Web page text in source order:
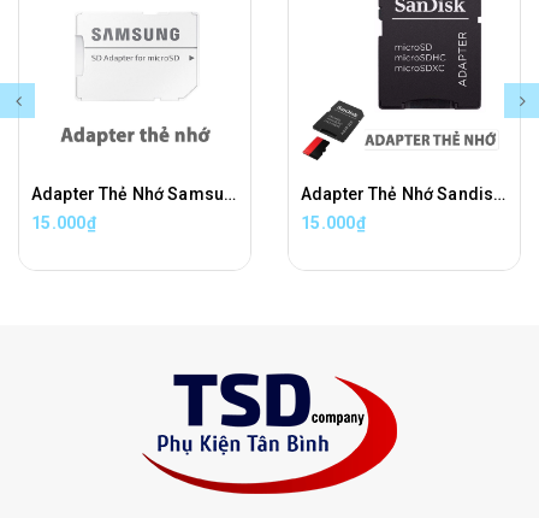
Adapter Thẻ Nhớ Samsung Chuyển Đổi Thẻ Nhớ Micro SD Sang Thẻ Nhớ SD Chính Hãng
15.000₫
Adapter Thẻ Nhớ Sandisk Chuyển Đổi Thẻ Nhớ Micro SD Sang Thẻ Nhớ SD Chính Hãng
15.000₫